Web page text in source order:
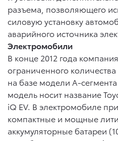
разъема, позволяющего
силовую установку
аварийного источника
Электромобили
В конце 2012 года
ограниченного
на базе модели A-
модель носит название
iQ EV. В электромобиле
компактные и мощные
аккумуляторные батареи